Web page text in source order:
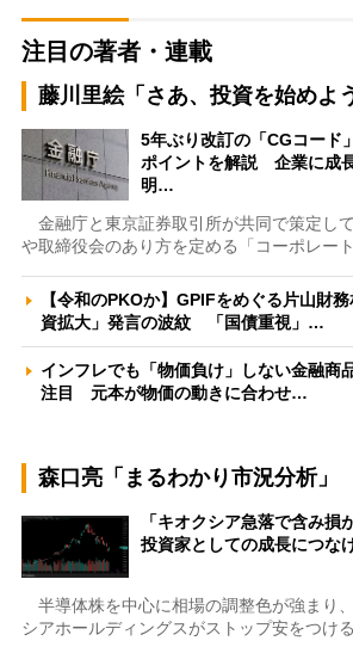
注目の著者・連載
藤川里絵「さあ、投資を始めよ
5年ぶり改訂の「CGコード
ポイントを解説 企業に成
明…
金融庁と東京証券取引所が共同で策定し
や取締役会のあり方を定める「コーポレー
【令和のPKOか】GPIFをめぐる片山財
資拡大」発言の波紋 「国債重視」…
インフレでも「物価負け」しない金融商
注目 元本が物価の動きに合わせ…
森口亮「まるわかり市況分析」
「キオクシア急落で含み
投資家としての成長につ
半導体株を中心に相場の調整色が強まり
シアホールディングスがストップ安をつけ